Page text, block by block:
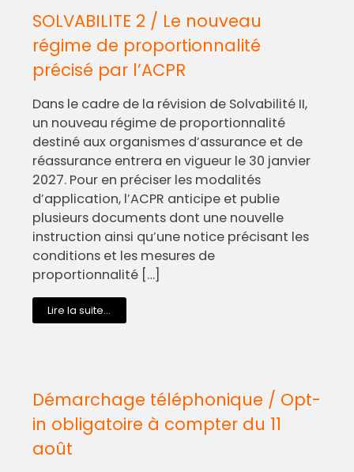
SOLVABILITE 2 / Le nouveau
régime de proportionnalité
précisé par l’ACPR
Dans le cadre de la révision de Solvabilité II,
un nouveau régime de proportionnalité
destiné aux organismes d’assurance et de
réassurance entrera en vigueur le 30 janvier
2027. Pour en préciser les modalités
d’application, l’ACPR anticipe et publie
plusieurs documents dont une nouvelle
instruction ainsi qu’une notice précisant les
conditions et les mesures de
proportionnalité […]
Lire la suite...
Démarchage téléphonique / Opt-
in obligatoire à compter du 11
août